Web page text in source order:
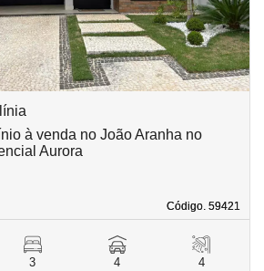
Código. 59421
Código. 59421
à venda no João Aranha no
Aurora
3
4
4